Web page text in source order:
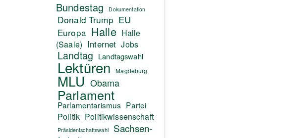
Bundestag
Dokumentation
Donald Trump EU
Europa Halle Halle
(Saale) Internet Jobs
Landtag Landtagswahl
Lektüren Magdeburg
MLU Obama
Parlament
Parlamentarismus Partei
Politik Politikwissenschaft
Präsidentschaftswahl
Sachsen-